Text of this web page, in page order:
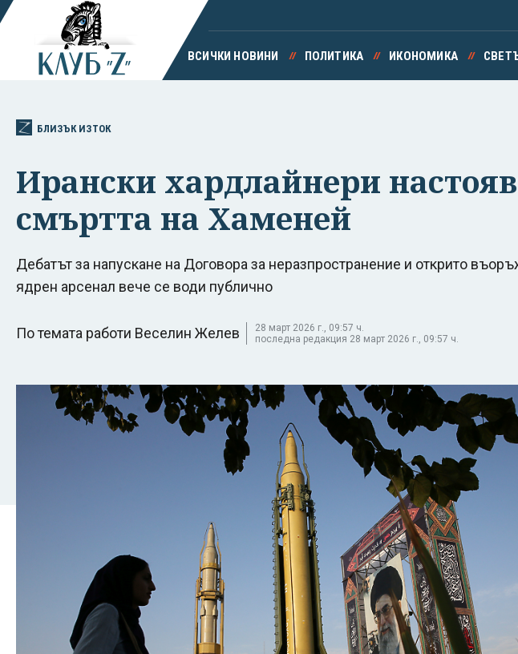
ВСИЧКИ НОВИНИ ПОЛИТИКА ИКОНОМИКА
БЛИЗЪК ИЗТОК
Ирански хардлайнери
смъртта на Хаменей
Дебатът за напускане на Договора за неразпространение и открито
ядрен арсенал вече се води публично
По темата работи Веселин Желев
28 март 2026 г., 09:57 ч.
последна редакция 28 март 2026 г., 09:57 ч.